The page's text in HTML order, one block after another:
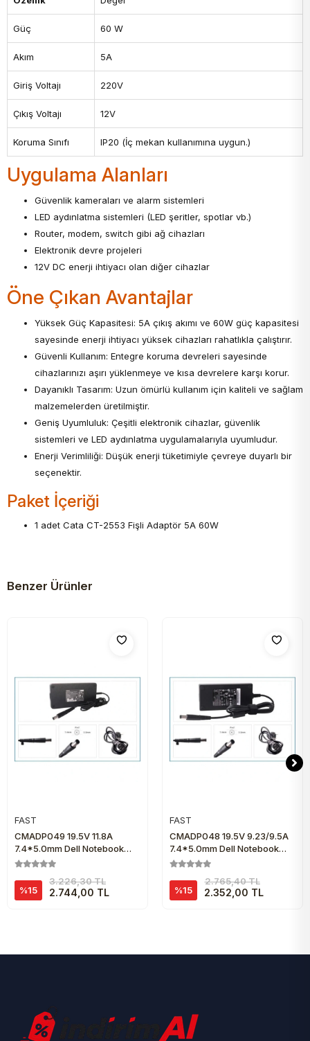
Güç 60 W
Akım 5A
Giriş Voltajı 220V
Çıkış Voltajı 12V
Koruma Sınıfı IP20 (İç mekan kullanımına uygun.)
Uygulama Alanları
Güvenlik kameraları ve alarm sistemleri
LED aydınlatma sistemleri (LED şeritler, spotlar vb.)
Router, modem, switch gibi ağ cihazları
Elektronik devre projeleri
12V DC enerji ihtiyacı olan diğer cihazlar
Öne Çıkan Avantajlar
Yüksek Güç Kapasitesi: 5A çıkış akımı ve 60W güç kapasitesi
sayesinde enerji ihtiyacı yüksek cihazları rahatlıkla çalıştırır.
Güvenli Kullanım: Entegre koruma devreleri sayesinde
cihazlarınızı aşırı yüklenmeye ve kısa devrelere karşı korur.
Dayanıklı Tasarım: Uzun ömürlü kullanım için kaliteli ve sağlam
malzemelerden üretilmiştir.
Geniş Uyumluluk: Çeşitli elektronik cihazlar, güvenlik
sistemleri ve LED aydınlatma uygulamalarıyla uyumludur.
Enerji Verimliliği: Düşük enerji tüketimiyle çevreye duyarlı bir
seçenektir.
Paket İçeriği
1 adet Cata CT-2553 Fişli Adaptör 5A 60W
Benzer Ürünler
FAST
CMADP049 19.5V 11.8A
7.4*5.0mm Dell Notebook
Adaptör
%15
3.226,30 TL
2.744,00 TL
FAST
CMADP048 19.5V 9.23/9.5A
7.4*5.0mm Dell Notebook
Adaptör
%15
2.765,40 TL
2.352,00 TL